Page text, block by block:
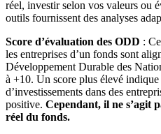
réel, investir selon vos valeurs ou
outils fournissent des analyses
Score d’évaluation des ODD :
les entreprises d’un fonds sont
Développement Durable des
à +10. Un score plus élevé
d’investissements dans des
positive. Cependant, il ne s’agit
réel du fonds.